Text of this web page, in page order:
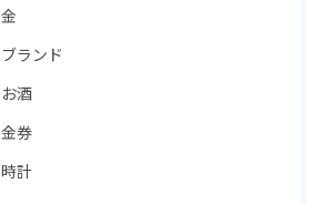
金
ブランド
お酒
金券
時計